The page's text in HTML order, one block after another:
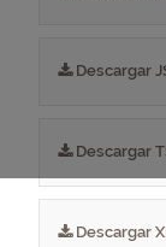
Descargar
Descargar
Descargar